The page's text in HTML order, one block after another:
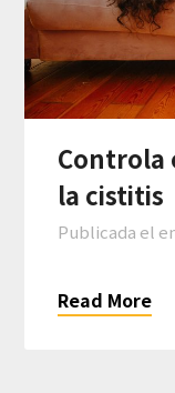
Controla
la cistitis
Publicada el
Read More